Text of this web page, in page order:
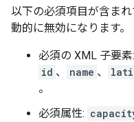
以下の必須項目が含ま
動的に無効になります。
必須の XML 子要素:
id 、 name 、
。
必須属性: